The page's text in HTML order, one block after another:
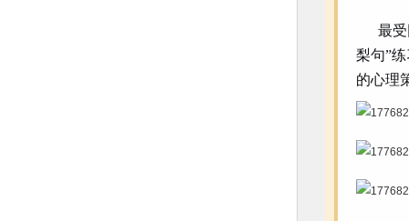
最受
梨句”
的心理